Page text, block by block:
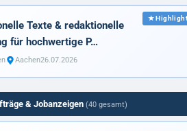
Texte & redaktionelle
für hochwertige P…
Aachen26.07.2026
& Jobanzeigen (40 gesamt)